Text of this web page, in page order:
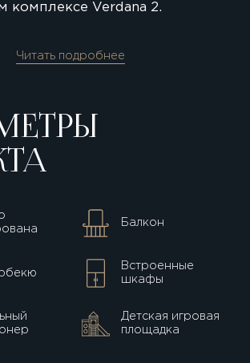
комплексе Verdana 2.
Читать подробнее
Балкон
Встроенные
шкафы
Детская игровая
площадка